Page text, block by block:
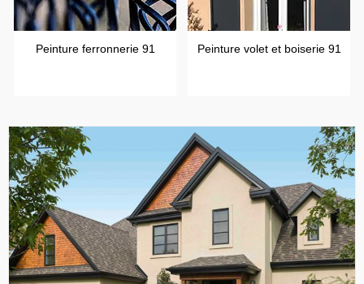
Peinture ferronnerie 91 Peinture volet et boiserie 91